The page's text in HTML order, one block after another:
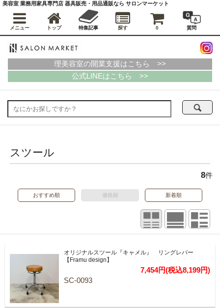
理美容室の開業支援はこちら >>
公式LINEはこちら >>
スツール
8件
おすすめ順 価格順 新着順
オリジナルスツール『キャメル』 リングレバー
【Framu design】
7,454円(税込8,199円)
SC-0093
美容室 業務用家具専門店 器具販売・用品通販なら サロンマーケット
メニュー トップ 特集記事 探す 0 質問